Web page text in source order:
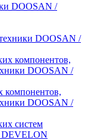
DOOSAN /
DOOSAN /
компонентов,
DOOSAN /